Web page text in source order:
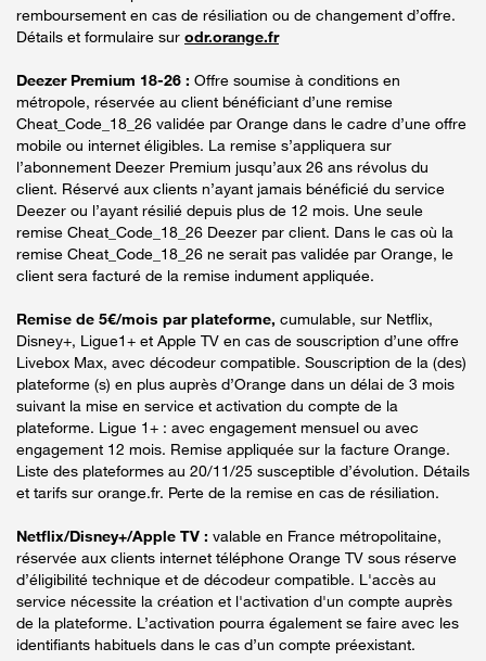
remboursement en cas de résiliation ou de changement d’offre.
Détails et formulaire sur odr.orange.fr
Deezer Premium 18-26 : Offre soumise à conditions en
métropole, réservée au client bénéficiant d’une remise
Cheat_Code_18_26 validée par Orange dans le cadre d’une offre
mobile ou internet éligibles. La remise s’appliquera sur
l’abonnement Deezer Premium jusqu’aux 26 ans révolus du
client. Réservé aux clients n’ayant jamais bénéficié du service
Deezer ou l’ayant résilié depuis plus de 12 mois. Une seule
remise Cheat_Code_18_26 Deezer par client. Dans le cas où la
remise Cheat_Code_18_26 ne serait pas validée par Orange, le
client sera facturé de la remise indument appliquée.
Remise de 5€/mois par plateforme, cumulable, sur Netflix,
Disney+, Ligue1+ et Apple TV en cas de souscription d’une offre
Livebox Max, avec décodeur compatible. Souscription de la (des)
plateforme (s) en plus auprès d’Orange dans un délai de 3 mois
suivant la mise en service et activation du compte de la
plateforme. Ligue 1+ : avec engagement mensuel ou avec
engagement 12 mois. Remise appliquée sur la facture Orange.
Liste des plateformes au 20/11/25 susceptible d’évolution. Détails
et tarifs sur orange.fr. Perte de la remise en cas de résiliation.
Netflix/Disney+/Apple TV : valable en France métropolitaine,
réservée aux clients internet téléphone Orange TV sous réserve
d’éligibilité technique et de décodeur compatible. L'accès au
service nécessite la création et l'activation d'un compte auprès
de la plateforme. L’activation pourra également se faire avec les
identifiants habituels dans le cas d’un compte préexistant.